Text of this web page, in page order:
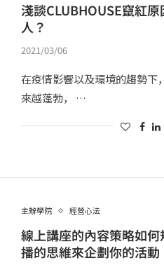
淺談CLUBHOUSE竄紅
人？
2021/03/06
在疫情影響以及環境的趨勢下
來越蓬勃， …
主辦學院 經營心法
線上講座的內容策略如
播的思維來企劃你的活動